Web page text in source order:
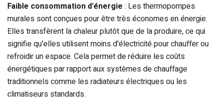
Faible consommation d'énergie : Les thermopompes
murales sont conçues pour être très économes en énergie.
Elles transfèrent la chaleur plutôt que de la produire, ce qui
signifie qu'elles utilisent moins d'électricité pour chauffer ou
refroidir un espace. Cela permet de réduire les coûts
énergétiques par rapport aux systèmes de chauffage
traditionnels comme les radiateurs électriques ou les
climatiseurs standards.